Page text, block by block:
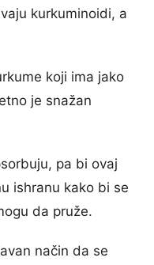
kurkuminoidi, a
koji ima jako
je snažan
pa bi ovaj
ishranu kako bi se
da pruže.
način da se